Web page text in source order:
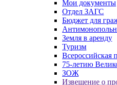
Мои документы
Отдел ЗАГС
Бюджет для
Земля в аренду
Туризм
Всероссийская
75-летию
ЗОЖ
Извещение о